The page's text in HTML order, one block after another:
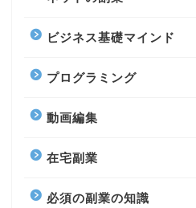
ビジネス基礎マインド
プログラミング
動画編集
在宅副業
必須の副業の知識